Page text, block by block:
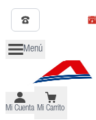
Menú
Mi Cuenta Mi Carrito